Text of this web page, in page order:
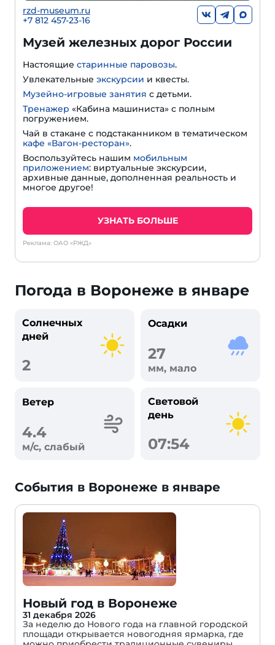
rzd-museum.ru
+7 812 457-23-16
Музей железных дорог России
Настоящие старинные паровозы.
Увлекательные экскурсии и квесты.
Музейно-игровые занятия с детьми.
Тренажер «Кабина машиниста» с полным
погружением.
Чай в стакане с подстаканником в тематическом
кафе «Вагон-ресторан».
Воспользуйтесь нашим мобильным
приложением: виртуальные экскурсии,
архивные данные, дополненная реальность и
многое другое!
УЗНАТЬ БОЛЬШЕ
Реклама: ОАО «РЖД»
Погода в Воронеже в январе
Солнечных
дней
2
Осадки
27
мм, мало
Ветер
4.4
м/с, слабый
Световой
день
07:54
События в Воронеже в январе
Новый год в Воронеже
31 декабря 2026
За неделю до Нового года на главной городской
площади открывается новогодняя ярмарка, где